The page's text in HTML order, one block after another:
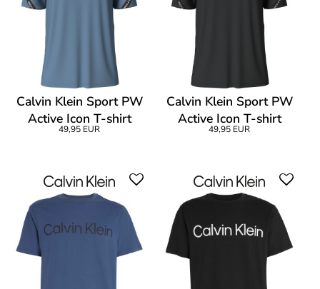
Calvin Klein Sport PW
Active Icon T-shirt
49,95 EUR
Calvin Klein Sport PW
Active Icon T-shirt
49,95 EUR